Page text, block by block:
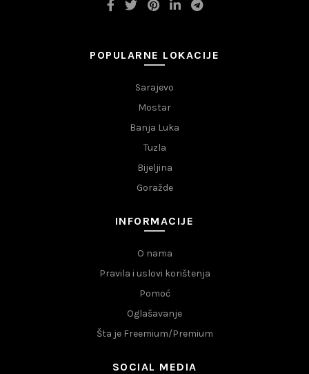
POPULARNE LOKACIJE
Sarajevo
Mostar
Banja Luka
Tuzla
Bijeljina
Goražde
INFORMACIJE
O nama
Pravila i uslovi korištenja
Pomoć
Oglašavanje
Šta je Freemium/Premium
SOCIAL MEDIA